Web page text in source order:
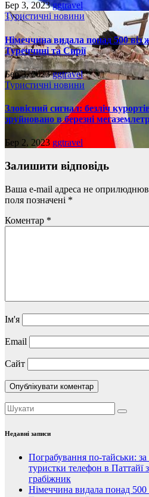
Бер 3, 2023ggtravel
Туристичні новини
Німеччина видала понад 500 віз
Туреччині та Сирії
Бер 3, 2023ggtravel
Туристичні новини
Зловісний сигнал: безліч
зруйновано в березні
Бер 2, 2023 ggtravel
Залишити відповідь
Ваша e-mail адреса не
поля позначені *
Коментар *
Ім'я
Email
Сайт
Недавні записи
Пограбування по-тайськи: за
туристки телефон в Паттайї
грабіжник
Німеччина видала понад 500